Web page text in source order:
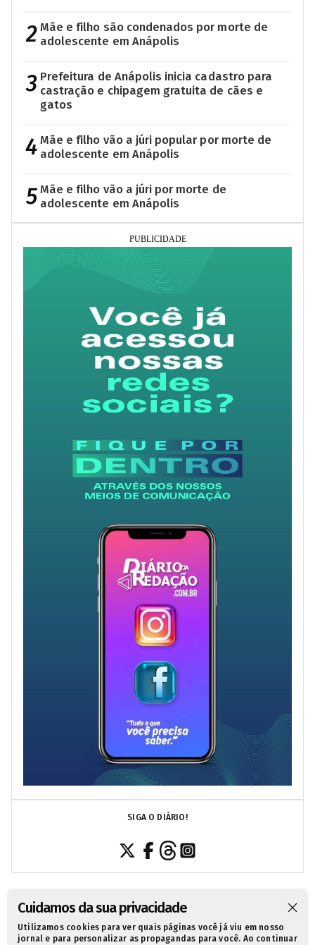
Cuidamos da sua privacidade
Utilizamos cookies para ver quais páginas você já viu em nosso
jornal e para personalizar as propagandas para você. Ao continuar
2 Mãe e filho são condenados por morte de
adolescente em Anápolis
3 Prefeitura de Anápolis inicia cadastro para
castração e chipagem gratuita de cães e
gatos
4 Mãe e filho vão a júri popular por morte de
adolescente em Anápolis
5 Mãe e filho vão a júri por morte de
adolescente em Anápolis
SIGA O DIÁRIO!
SOBRE NÓSCONTATOPOLÍTICA DE PRIVACIDADE